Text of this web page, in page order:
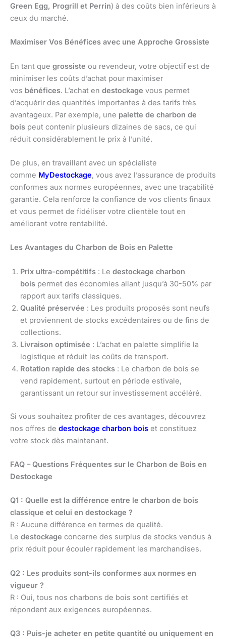
Green Egg, Progrill et Perrin) à des coûts bien inférieurs à
ceux du marché.
Maximiser Vos Bénéfices avec une Approche Grossiste
En tant que grossiste ou revendeur, votre objectif est de
minimiser les coûts d’achat pour maximiser
vos bénéfices. L’achat en destockage vous permet
d’acquérir des quantités importantes à des tarifs très
avantageux. Par exemple, une palette de charbon de
bois peut contenir plusieurs dizaines de sacs, ce qui
réduit considérablement le prix à l’unité.
De plus, en travaillant avec un spécialiste
comme MyDestockage, vous avez l’assurance de produits
conformes aux normes européennes, avec une traçabilité
garantie. Cela renforce la confiance de vos clients finaux
et vous permet de fidéliser votre clientèle tout en
améliorant votre rentabilité.
Les Avantages du Charbon de Bois en Palette
Prix ultra-compétitifs : Le destockage charbon
bois permet des économies allant jusqu’à 30-50% par
rapport aux tarifs classiques.
Qualité préservée : Les produits proposés sont neufs
et proviennent de stocks excédentaires ou de fins de
collections.
Livraison optimisée : L’achat en palette simplifie la
logistique et réduit les coûts de transport.
Rotation rapide des stocks : Le charbon de bois se
vend rapidement, surtout en période estivale,
garantissant un retour sur investissement accéléré.
Si vous souhaitez profiter de ces avantages, découvrez
nos offres de destockage charbon bois et constituez
votre stock dès maintenant.
FAQ – Questions Fréquentes sur le Charbon de Bois en
Destockage
Q1 : Quelle est la différence entre le charbon de bois
classique et celui en destockage ?
R : Aucune différence en termes de qualité.
Le destockage concerne des surplus de stocks vendus à
prix réduit pour écouler rapidement les marchandises.
Q2 : Les produits sont-ils conformes aux normes en
vigueur ?
R : Oui, tous nos charbons de bois sont certifiés et
répondent aux exigences européennes.
Q3 : Puis-je acheter en petite quantité ou uniquement en